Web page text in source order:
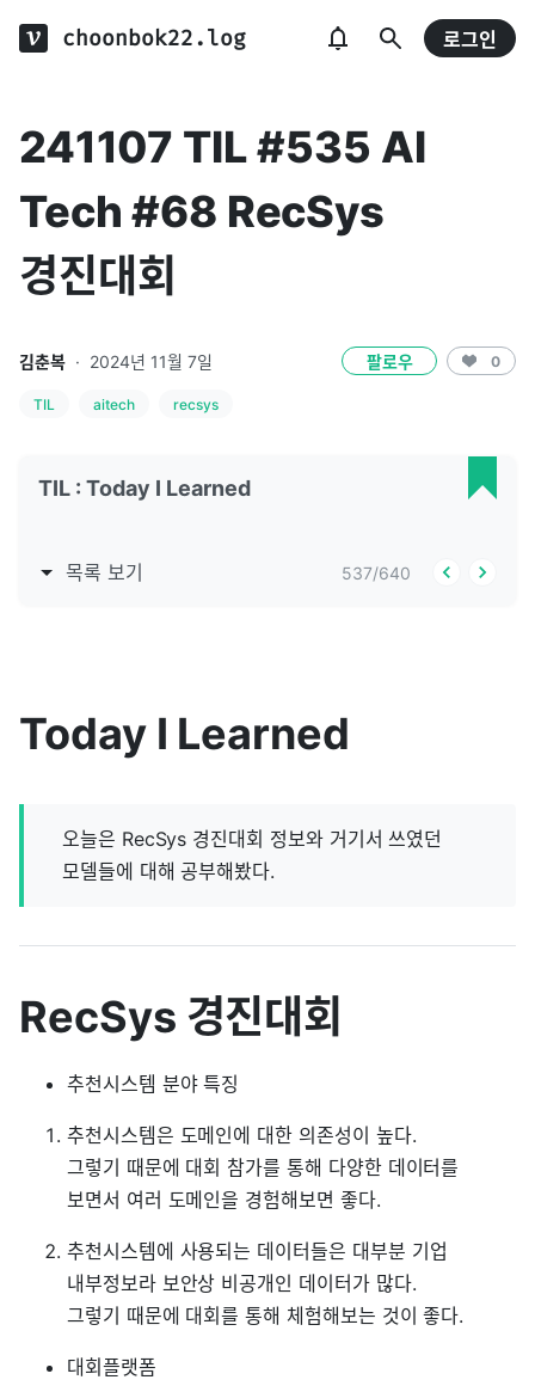
choonbok22.log 로그인
241107 TIL #535 AI
Tech #68 RecSys
경진대회
김춘복 · 2024년 11월 7일 팔로우 0
TIL aitech recsys
TIL : Today I Learned
목록 보기 537/640
Today I Learned
오늘은 RecSys 경진대회 정보와 거기서 쓰였던
모델들에 대해 공부해봤다.
RecSys 경진대회
추천시스템 분야 특징
추천시스템은 도메인에 대한 의존성이 높다.
그렇기 때문에 대회 참가를 통해 다양한 데이터를
보면서 여러 도메인을 경험해보면 좋다.
추천시스템에 사용되는 데이터들은 대부분 기업
내부정보라 보안상 비공개인 데이터가 많다.
그렇기 때문에 대회를 통해 체험해보는 것이 좋다.
대회플랫폼